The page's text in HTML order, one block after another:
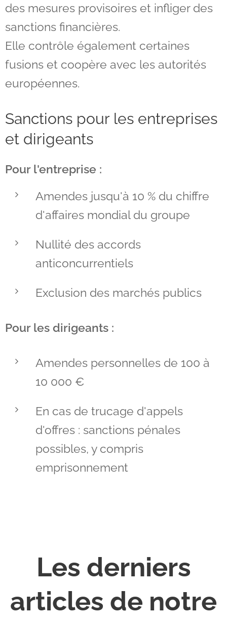
des mesures provisoires et infliger des
sanctions financières.
Elle contrôle également certaines
fusions et coopère avec les autorités
européennes.
Sanctions pour les entreprises
et dirigeants
Pour l'entreprise :
Amendes jusqu'à 10 % du chiffre
d'affaires mondial du groupe
Nullité des accords
anticoncurrentiels
Exclusion des marchés publics
Pour les dirigeants :
Amendes personnelles de 100 à
10 000 €
En cas de trucage d'appels
d'offres : sanctions pénales
possibles, y compris
emprisonnement
Les derniers
articles de notre